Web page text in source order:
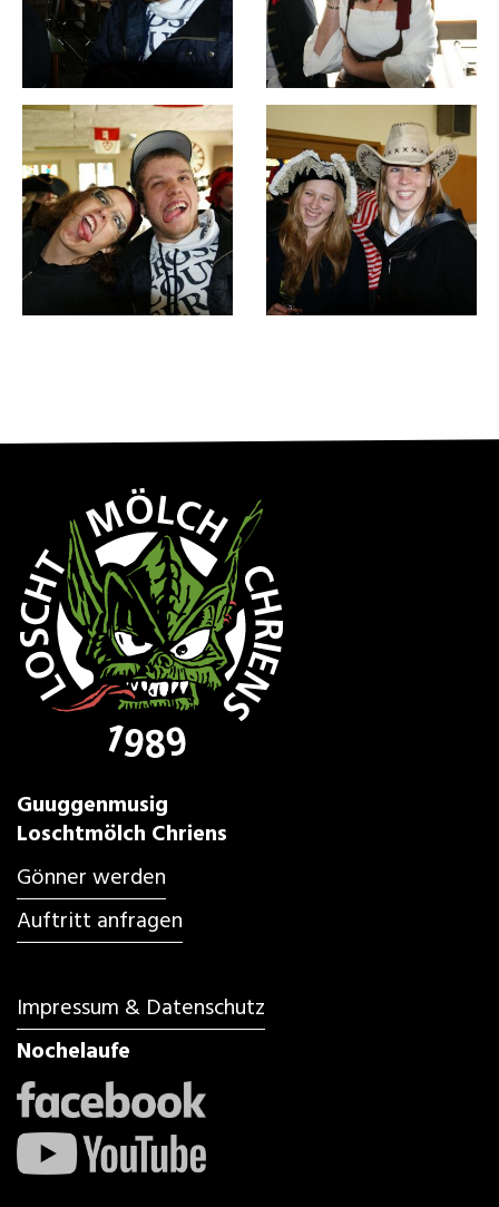
Guuggenmusig
Loschtmölch Chriens
Gönner werden
Auftritt anfragen
Impressum & Datenschutz
Nochelaufe